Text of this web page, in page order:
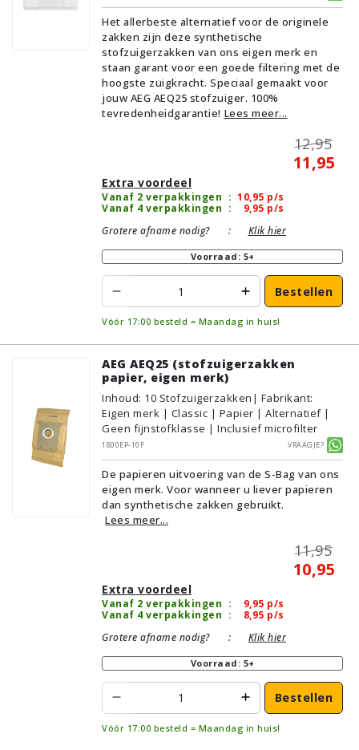
Het allerbeste alternatief voor de originele
zakken zijn deze synthetische
stofzuigerzakken van ons eigen merk en
staan garant voor een goede filtering met de
hoogste zuigkracht. Speciaal gemaakt voor
jouw AEG AEQ25 stofzuiger. 100%
tevredenheidgarantie! Lees meer...
12,95
11,95
Extra voordeel
Vanaf 2 verpakkingen : 10,95 p/s
Vanaf 4 verpakkingen : 9,95 p/s
Grotere afname nodig?
: Klik hier
Voorraad: 5+
Bestellen
Vóór 17:00 besteld = Maandag in huis!
AEG AEQ25 (stofzuigerzakken
papier, eigen merk)
Inhoud: 10 Stofzuigerzakken | Fabrikant:
Eigen merk | Classic | Papier | Alternatief |
Geen fijnstofklasse | Inclusief microfilter
1800EP-10F
Vraagje?
De papieren uitvoering van de S-Bag van ons
eigen merk. Voor wanneer u liever papieren
dan synthetische zakken gebruikt.
Lees meer...
11,95
10,95
Extra voordeel
Vanaf 2 verpakkingen : 9,95 p/s
Vanaf 4 verpakkingen : 8,95 p/s
Grotere afname nodig?
: Klik hier
Voorraad: 5+
Bestellen
Vóór 17:00 besteld = Maandag in huis!